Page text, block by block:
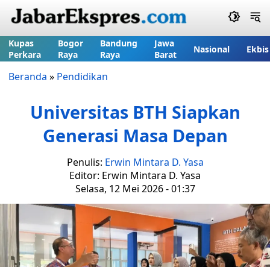
Kupas
Perkara
Bogor
Raya
Bandung
Raya
Jawa
Barat
Nasional Ekbis
Beranda » Pendidikan
Universitas BTH Siapkan
Generasi Masa Depan
Penulis: Erwin Mintara D. Yasa
Editor: Erwin Mintara D. Yasa
Selasa, 12 Mei 2026 - 01:37